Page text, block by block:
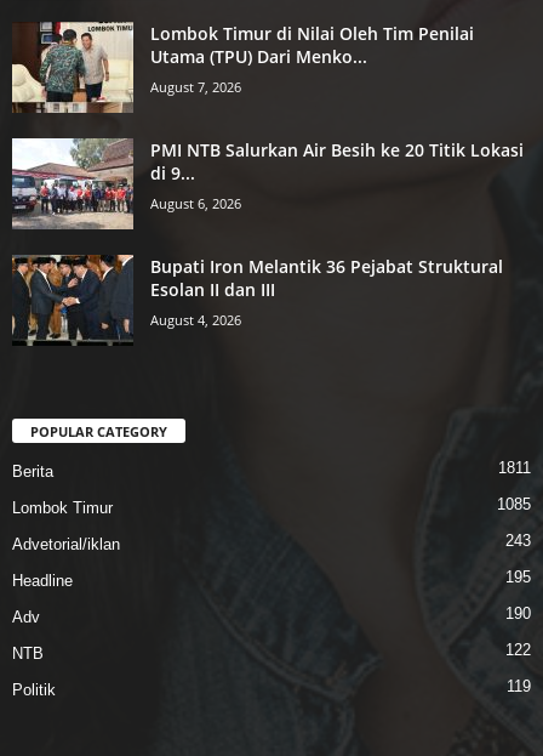
Lombok Timur di Nilai Oleh Tim Penilai
Utama (TPU) Dari Menko...
August 7, 2026
PMI NTB Salurkan Air Besih ke 20 Titik Lokasi
di 9...
August 6, 2026
Bupati Iron Melantik 36 Pejabat Struktural
Esolan II dan III
August 4, 2026
POPULAR CATEGORY
Berita 1811
Lombok Timur 1085
Advetorial/iklan 243
Headline 195
Adv 190
NTB 122
Politik 119